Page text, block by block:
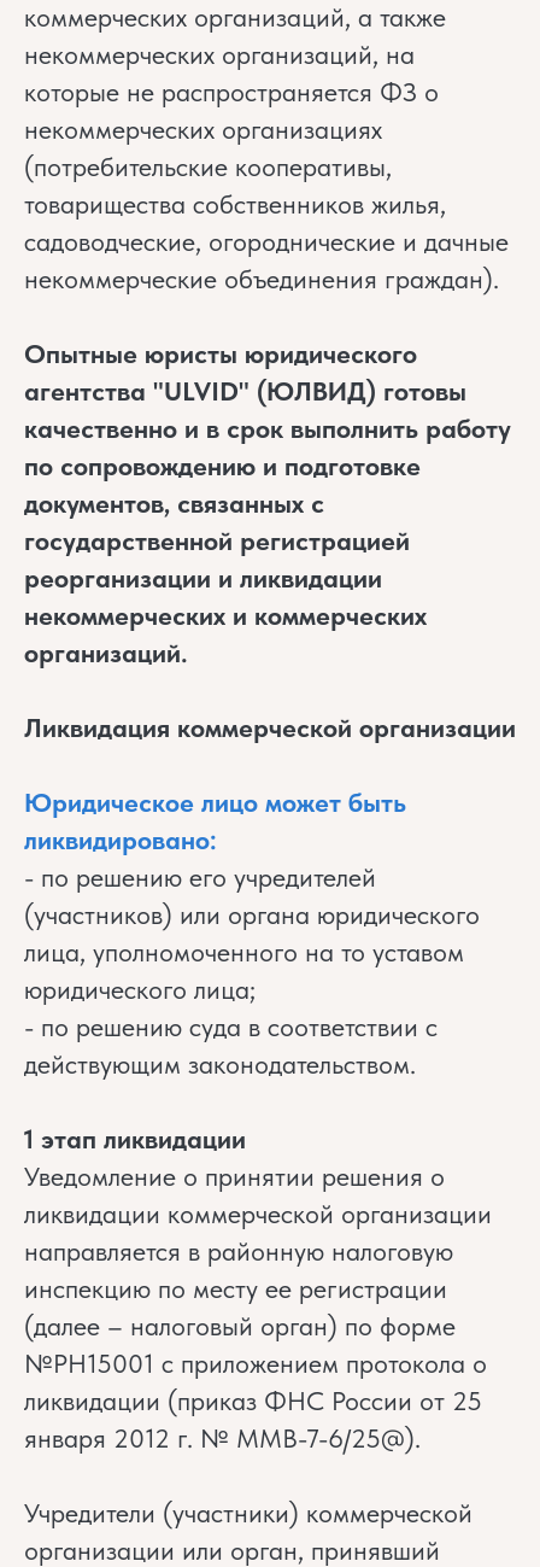
коммерческих организаций, а также
некоммерческих организаций, на
которые не распространяется ФЗ о
некоммерческих организациях
(потребительские кооперативы,
товарищества собственников жилья,
садоводческие, огороднические и дачные
некоммерческие объединения граждан).
Опытные юристы юридического
агентства "ULVID" (ЮЛВИД) готовы
качественно и в срок выполнить работу
по сопровождению и подготовке
документов, связанных с
государственной регистрацией
реорганизации и ликвидации
некоммерческих и коммерческих
организаций.
Ликвидация коммерческой организации
Юридическое лицо может быть
ликвидировано:
- по решению его учредителей
(участников) или органа юридического
лица, уполномоченного на то уставом
юридического лица;
- по решению суда в соответствии с
действующим законодательством.
1 этап ликвидации
Уведомление о принятии решения о
ликвидации коммерческой организации
направляется в районную налоговую
инспекцию по месту ее регистрации
(далее – налоговый орган) по форме
№РН15001 с приложением протокола о
ликвидации (приказ ФНС России от 25
января 2012 г. № ММВ-7-6/25@).
Учредители (участники) коммерческой
организации или орган, принявший